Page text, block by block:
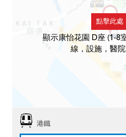
點擊此處
顯示康怡花園 D座 (1-8
線，設施，醫
港鐵